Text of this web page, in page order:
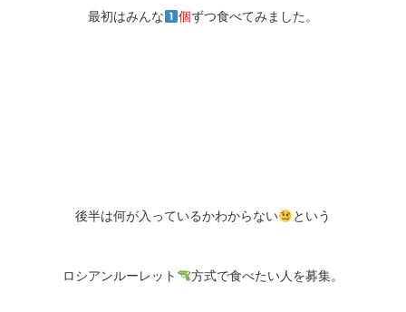
最初はみんな 個ずつ食べてみました。
後半は何が入っているかわからない という
ロシアンルーレット 方式で食べたい人を募集。